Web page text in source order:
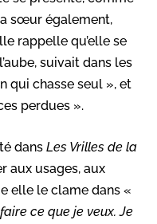
sœur également,
rappelle qu’elle se
suivait dans les
qui chasse seul », et
perdues ».
dans Les Vrilles de la
aux usages, aux
elle le clame dans «
ce que je veux. Je